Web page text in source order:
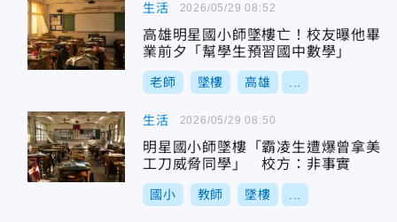
生活
高雄明星國小師墜樓亡！校友曝他畢
業前夕「幫學生預習國中數學」
老師 墜樓 高雄
2026/05/29 08:52
生活
明星國小師墜樓「霸凌生遭爆曾拿美
工刀威脅同學」 校方：非事實
國小 教師 墜樓
2026/05/29 08:50